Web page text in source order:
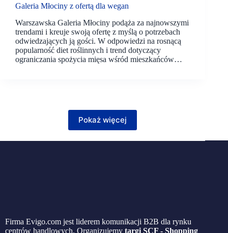
Galeria Młociny z ofertą dla wegan
Warszawska Galeria Młociny podąża za najnowszymi
trendami i kreuje swoją ofertę z myślą o potrzebach
odwiedzających ją gości. W odpowiedzi na rosnącą
popularność diet roślinnych i trend dotyczący
ograniczania spożycia mięsa wśród mieszkańców…
Pokaż więcej
Firma Evigo.com jest liderem komunikacji B2B dla rynku
centrów handlowych. Organizujemy targi SCF - Shopping